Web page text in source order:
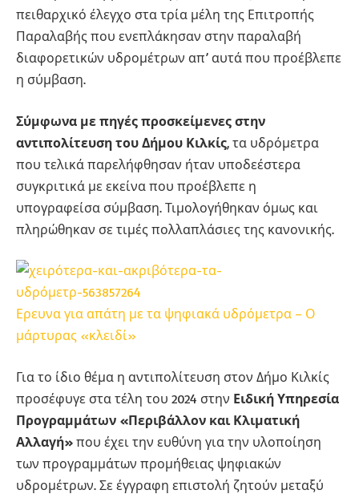
πειθαρχικό έλεγχο στα τρία μέλη της Επιτροπής
Παραλαβής που ενεπλάκησαν στην παραλαβή
διαφορετικών υδρομέτρων απ’ αυτά που προέβλεπε
η σύμβαση.
Σύμφωνα με πηγές προσκείμενες στην
αντιπολίτευση του Δήμου Κιλκίς, τα υδρόμετρα
που τελικά παρελήφθησαν ήταν υποδεέστερα
συγκριτικά με εκείνα που προέβλεπε η
υπογραφείσα σύμβαση. Τιμολογήθηκαν όμως και
πληρώθηκαν σε τιμές πολλαπλάσιες της κανονικής.
Ερευνα για απάτη με τα ψηφιακά υδρόμετρα – Ο
μάρτυρας «κλειδί»
Για το ίδιο θέμα η αντιπολίτευση στον Δήμο Κιλκίς
προσέφυγε στα τέλη του 2024 στην Ειδική Υπηρεσία
Προγραμμάτων «Περιβάλλον και Κλιματική
Αλλαγή» που έχει την ευθύνη για την υλοποίηση
των προγραμμάτων προμήθειας ψηφιακών
υδρομέτρων. Σε έγγραφη επιστολή ζητούν μεταξύ